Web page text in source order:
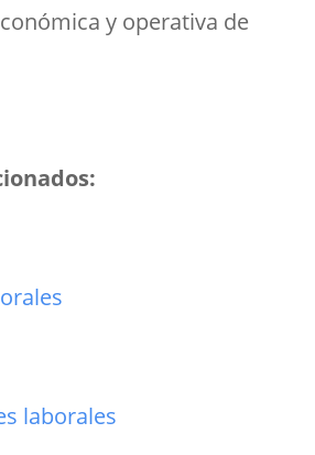
y operativa de
laborales